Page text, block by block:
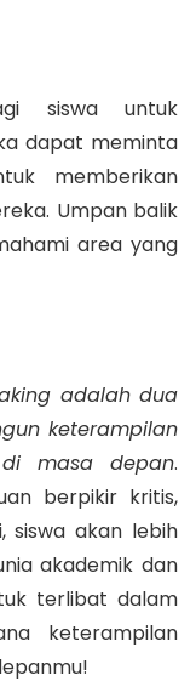
siswa untuk
dapat meminta
memberikan
Umpan balik
area yang
adalah dua
keterampilan
masa depan.
berpikir kritis,
siswa akan lebih
akademik dan
terlibat dalam
keterampilan